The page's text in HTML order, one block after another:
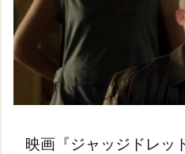
映画『ジャッジドレッ